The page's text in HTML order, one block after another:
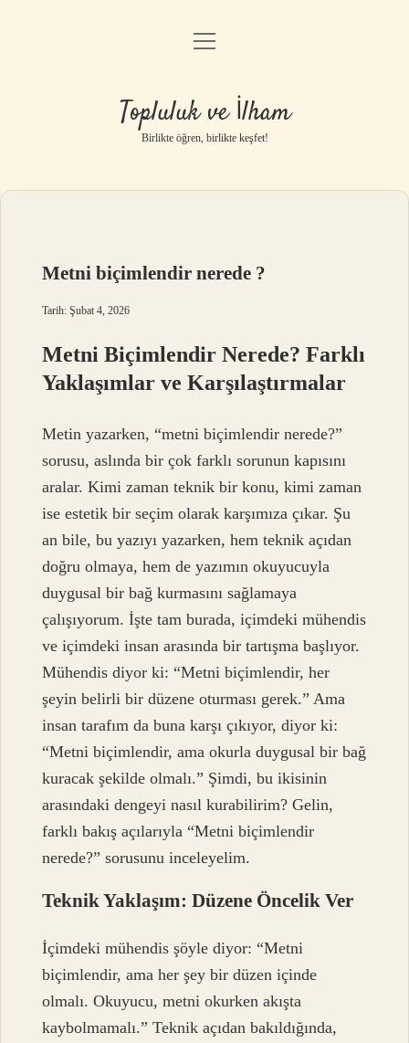
Anasayfa
Gizlilik Politikası
Yasal Uyarı
menüyü
Topluluk ve İlham
Birlikte öğren, birlikte keşfet!
Metni biçimlendir nerede ?
Tarih: Şubat 4, 2026
Metni Biçimlendir Nerede? Farklı
Yaklaşımlar ve Karşılaştırmalar
Metin yazarken, “metni biçimlendir nerede?”
sorusu, aslında bir çok farklı sorunun kapısını
aralar. Kimi zaman teknik bir konu, kimi zaman
ise estetik bir seçim olarak karşımıza çıkar. Şu
an bile, bu yazıyı yazarken, hem teknik açıdan
doğru olmaya, hem de yazımın okuyucuyla
duygusal bir bağ kurmasını sağlamaya
çalışıyorum. İşte tam burada, içimdeki mühendis
ve içimdeki insan arasında bir tartışma başlıyor.
Mühendis diyor ki: “Metni biçimlendir, her
şeyin belirli bir düzene oturması gerek.” Ama
insan tarafım da buna karşı çıkıyor, diyor ki:
“Metni biçimlendir, ama okurla duygusal bir bağ
kuracak şekilde olmalı.” Şimdi, bu ikisinin
arasındaki dengeyi nasıl kurabilirim? Gelin,
farklı bakış açılarıyla “Metni biçimlendir
nerede?” sorusunu inceleyelim.
Teknik Yaklaşım: Düzene Öncelik Ver
İçimdeki mühendis şöyle diyor: “Metni
biçimlendir, ama her şey bir düzen içinde
olmalı. Okuyucu, metni okurken akışta
kaybolmamalı.” Teknik açıdan bakıldığında,